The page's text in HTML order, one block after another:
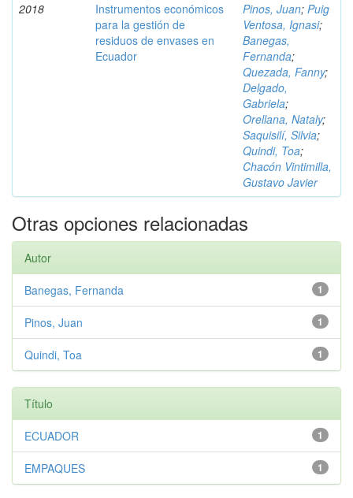
2018
Instrumentos económicos
para la gestión de
residuos de envases en
Ecuador
Pinos, Juan; Puig
Ventosa, Ignasi;
Banegas,
Fernanda;
Quezada, Fanny;
Delgado,
Gabriela;
Orellana, Nataly;
Saquisilí, Silvia;
Quindi, Toa;
Chacón Vintimilla,
Gustavo Javier
Otras opciones relacionadas
Autor
1
Banegas, Fernanda
1
Pinos, Juan
1
Quindi, Toa
Título
1
ECUADOR
1
EMPAQUES